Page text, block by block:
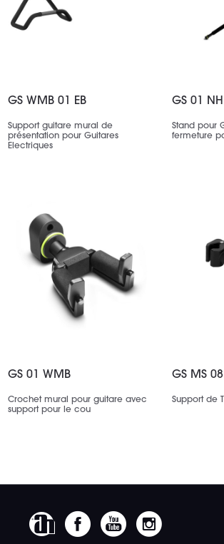
GS WMB 01 EB
Support guitare mural de
présentation pour Guitares
Electriques
GS 01
Stand pour
fermeture
GS 01 WMB
Crochet mural pour guitare avec
support pour le cou
GS MS 08
Support de